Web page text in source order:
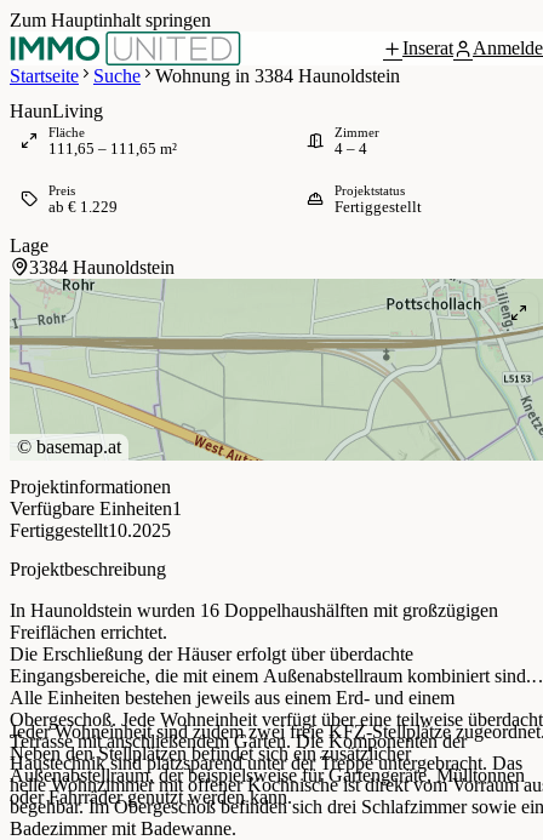
Zum Hauptinhalt springen
Inserat
Startseite
Suche Wohnung in 3384 Haunoldstein
/ 13
HaunLiving
Fläche
111,65 – 111,65 m²
Zimmer
4 – 4
Preis
ab € 1.229
Projektstatus
Fertiggestellt
Lage
3384 Haunoldstein
© basemap.at
Projektinformationen
Verfügbare Einheiten1
Fertiggestellt10.2025
Projektbeschreibung
In Haunoldstein wurden 16 Doppelhaushälften mit großzügigen
Freiflächen errichtet.
Die Erschließung der Häuser erfolgt über überdachte
Eingangsbereiche, die mit einem Außenabstellraum kombiniert sind.
Alle Einheiten bestehen jeweils aus einem Erd- und einem
Obergeschoß. Jede Wohneinheit verfügt über eine teilweise
Terrasse mit anschließendem Garten. Die Komponenten der
Haustechnik sind platzsparend unter der Treppe untergebracht. Das
helle Wohnzimmer mit offener Kochnische ist direkt vom Vorraum
begehbar. Im Obergeschoß befinden sich drei Schlafzimmer sowie ein
Badezimmer mit Badewanne.
Jeder Wohneinheit sind zudem zwei freie KFZ-Stellplätze
Neben den Stellplätzen befindet sich ein zusätzlicher
Außenabstellraum, der beispielsweise für Gartengeräte, Mülltonnen
oder Fahrräder genutzt werden kann.